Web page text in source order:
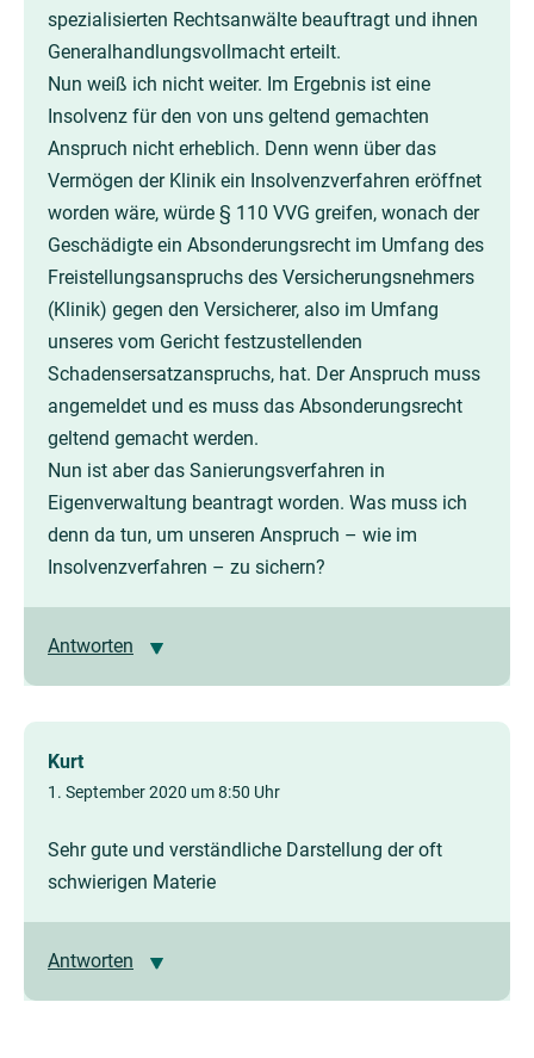
spezialisierten Rechtsanwälte beauftragt und ihnen
Generalhandlungsvollmacht erteilt.
Nun weiß ich nicht weiter. Im Ergebnis ist eine
Insolvenz für den von uns geltend gemachten
Anspruch nicht erheblich. Denn wenn über das
Vermögen der Klinik ein Insolvenzverfahren eröffnet
worden wäre, würde § 110 VVG greifen, wonach der
Geschädigte ein Absonderungsrecht im Umfang des
Freistellungsanspruchs des Versicherungsnehmers
(Klinik) gegen den Versicherer, also im Umfang
unseres vom Gericht festzustellenden
Schadensersatzanspruchs, hat. Der Anspruch muss
angemeldet und es muss das Absonderungsrecht
geltend gemacht werden.
Nun ist aber das Sanierungsverfahren in
Eigenverwaltung beantragt worden. Was muss ich
denn da tun, um unseren Anspruch – wie im
Insolvenzverfahren – zu sichern?
Antworten
Kurt
1. September 2020 um 8:50 Uhr
Sehr gute und verständliche Darstellung der oft
schwierigen Materie
Antworten